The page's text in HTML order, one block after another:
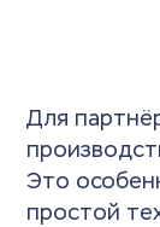
Для
Это
простой